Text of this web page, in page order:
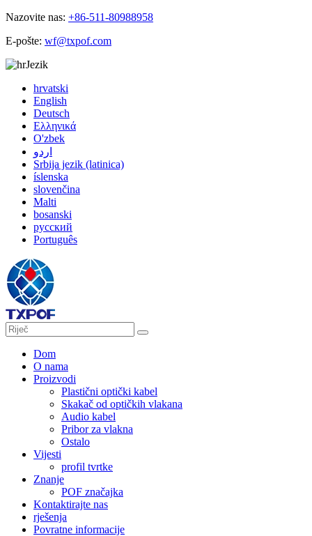
Nazovite nas: +86-511-80988958
E-pošte: wf@txpof.com
Jezik
hrvatski
English
Deutsch
Ελληνικά
O'zbek
اردو
Srbija jezik (latinica)
íslenska
slovenčina
Malti
bosanski
русский
Português
Dom
O nama
Proizvodi
Plastični optički kabel
Skakač od optičkih vlakana
Audio kabel
Pribor za vlakna
Ostalo
Vijesti
profil tvrtke
Znanje
POF značajka
Kontaktirajte nas
rješenja
Povratne informacije